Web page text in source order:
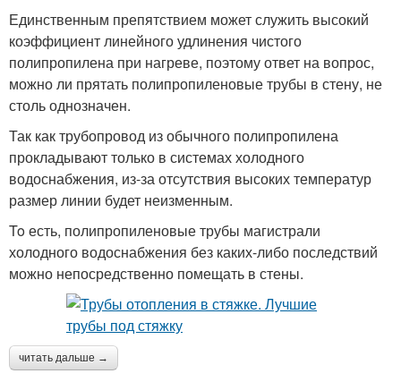
Единственным препятствием может служить высокий
коэффициент линейного удлинения чистого
полипропилена при нагреве, поэтому ответ на вопрос,
можно ли прятать полипропиленовые трубы в стену, не
столь однозначен.
Так как трубопровод из обычного полипропилена
прокладывают только в системах холодного
водоснабжения, из-за отсутствия высоких температур
размер линии будет неизменным.
To есть, полипропиленовые трубы магистрали
холодного водоснабжения без каких-либо последствий
можно непосредственно помещать в стены.
читать дальше →